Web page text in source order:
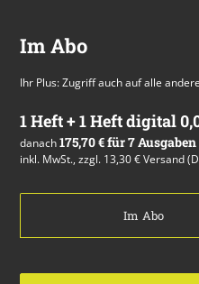
Im Abo
Ihr Plus: Zugriff auch auf alle
1 Heft + 1 Heft digital
danach175,70 € für 7
inkl. MwSt., zzgl. 13,30 € Versand
Im Abo